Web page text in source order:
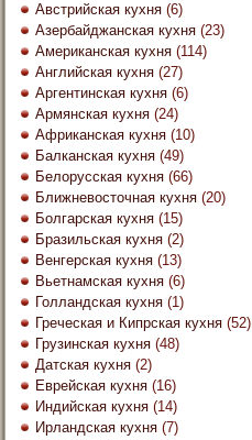
Австрийская кухня (6)
Азербайджанская кухня (23)
Американская кухня (114)
Английская кухня (27)
Аргентинская кухня (6)
Армянская кухня (24)
Африканская кухня (10)
Балканская кухня (49)
Белорусская кухня (66)
Ближневосточная кухня (20)
Болгарская кухня (15)
Бразильская кухня (2)
Венгерская кухня (13)
Вьетнамская кухня (6)
Голландская кухня (1)
Греческая и Кипрская кухня (52)
Грузинская кухня (48)
Датская кухня (2)
Еврейская кухня (16)
Индийская кухня (14)
Ирландская кухня (7)